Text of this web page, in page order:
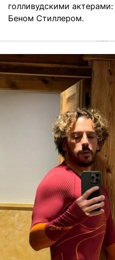
голливудскими
Беном Стиллером.